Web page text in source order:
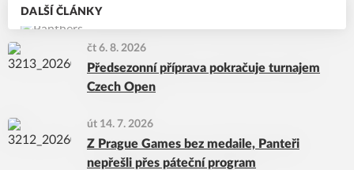
DALŠÍ ČLÁNKY
čt 6. 8. 2026
Předsezonní příprava pokračuje turnajem
Czech Open
út 14. 7. 2026
Z Prague Games bez medaile, Panteři
nepřešli přes páteční program